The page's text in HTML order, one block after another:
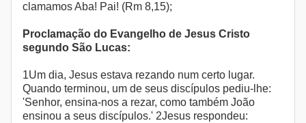
clamamos Aba! Pai! (Rm 8,15);
Proclamação do Evangelho de Jesus Cristo
segundo São Lucas:
1Um dia, Jesus estava rezando num certo lugar.
Quando terminou, um de seus discípulos pediu-lhe:
'Senhor, ensina-nos a rezar, como também João
ensinou a seus discípulos.' 2Jesus respondeu: